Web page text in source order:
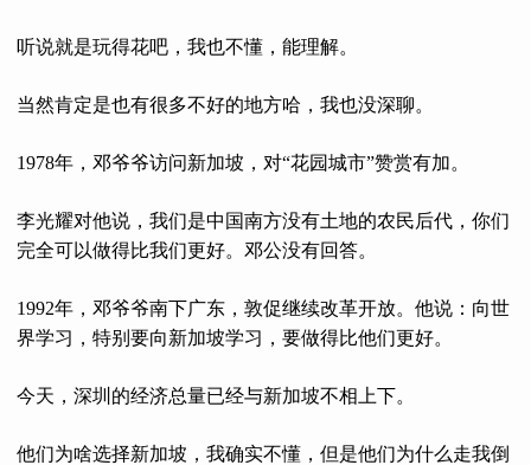
听说就是玩得花吧，我也不懂，能理解。
当然肯定是也有很多不好的地方哈，我也没深聊。
1978年，邓爷爷访问新加坡，对“花园城市”赞赏有加。
李光耀对他说，我们是中国南方没有土地的农民后代，你们
完全可以做得比我们更好。邓公没有回答。
1992年，邓爷爷南下广东，敦促继续改革开放。他说：向世
界学习，特别要向新加坡学习，要做得比他们更好。
今天，深圳的经济总量已经与新加坡不相上下。
他们为啥选择新加坡，我确实不懂，但是他们为什么走我倒